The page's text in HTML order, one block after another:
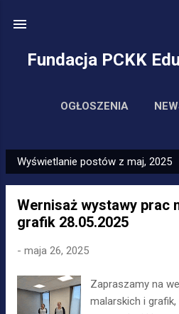
Fundacja PCKK
OGŁOSZENIA
P
o
Wyświetlanie postów z maj, 2025
Wernisaż wystawy prac
grafik 28.05.2025
- maja 26, 2025
Zapraszamy na
malarskich i